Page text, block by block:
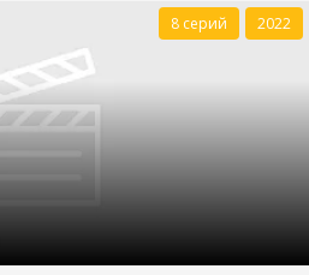
8 серий 2022